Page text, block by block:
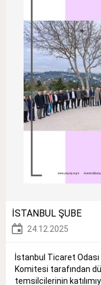
İSTANBUL ŞUBE
24.12.2025
İstanbul Ticaret
Komitesi tarafından
temsilcilerinin